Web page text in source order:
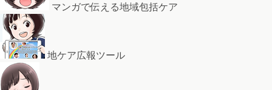
マンガで伝える地域包括ケア
地ケア広報ツール